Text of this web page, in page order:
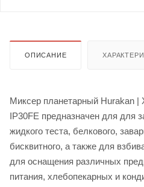
ОПИСАНИЕ
Миксер планетарный Hurakan |
IP30FE предназначен для для
жидкого теста, белкового,
бисквитного, а также для
для оснащения различных
питания, хлебопекарных и